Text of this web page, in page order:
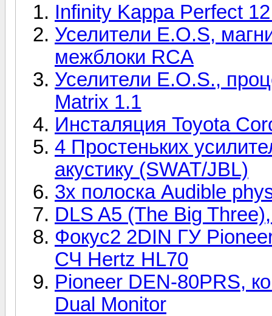
Infinity Kappa Perfect
Уселители E.O.S,
межблоки RCA
Уселители E.O.S.,
Matrix 1.1
Инсталяция Toyota
4 Простеньких
акустику (SWAT/JBL)
3х полоска Audible
DLS A5 (The Big
Фокус2 2DIN ГУ
СЧ Hertz HL70
Pioneer DEN-80PRS,
Dual Monitor